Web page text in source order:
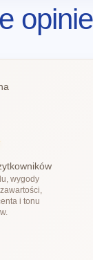
wygody
i tonu